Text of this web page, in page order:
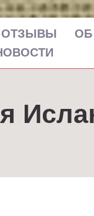
ОТЗЫВЫ ОБ